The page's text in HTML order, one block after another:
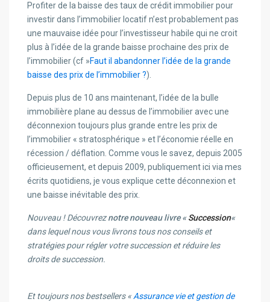
Profiter de la baisse des taux de crédit immobilier pour
investir dans l’immobilier locatif n’est probablement pas
une mauvaise idée pour l’investisseur habile qui ne croit
plus à l’idée de la grande baisse prochaine des prix de
l’immobilier (cf »Faut il abandonner l’idée de la grande
baisse des prix de l’immobilier ?).
Depuis plus de 10 ans maintenant, l’idée de la bulle
immobilière plane au dessus de l’immobilier avec une
déconnexion toujours plus grande entre les prix de
l’immobilier « stratosphérique » et l’économie réelle en
récession / déflation. Comme vous le savez, depuis 2005
officieusement, et depuis 2009, publiquement ici via mes
écrits quotidiens, je vous explique cette déconnexion et
une baisse inévitable des prix.
Nouveau ! Découvreznotre nouveau livre «Succession«
dans lequel nous vous livrons tous nos conseils et
stratégies pour régler votre succession et réduire les
droits de succession.
Et toujours nos bestsellers «Assurance vie et gestion de